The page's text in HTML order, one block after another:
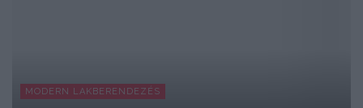
MODERN LAKBERENDEZÉS